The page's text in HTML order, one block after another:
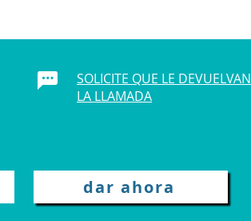
SOLICITE QUE LE DEVUELVAN
LA LLAMADA
dar ahora